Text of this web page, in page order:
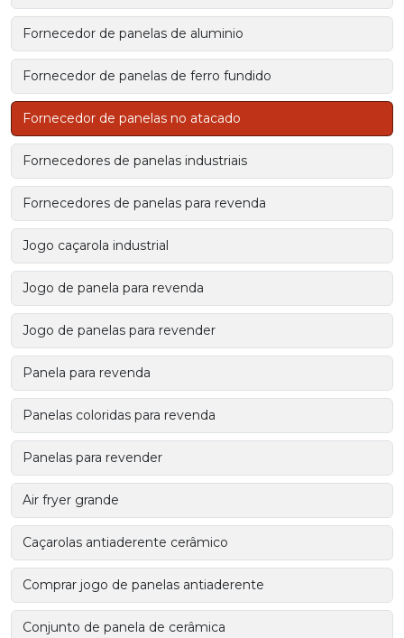
Fornecedor de panelas de aluminio
Fornecedor de panelas de ferro fundido
Fornecedor de panelas no atacado
Fornecedores de panelas industriais
Fornecedores de panelas para revenda
Jogo caçarola industrial
Jogo de panela para revenda
Jogo de panelas para revender
Panela para revenda
Panelas coloridas para revenda
Panelas para revender
Air fryer grande
Caçarolas antiaderente cerâmico
Comprar jogo de panelas antiaderente
Conjunto de panela de cerâmica